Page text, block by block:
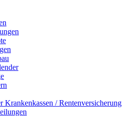
Krankenkassen / Rentenversicherung